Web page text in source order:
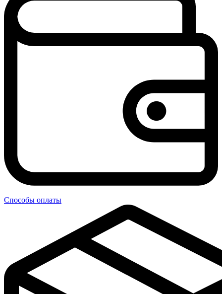
Способы оплаты